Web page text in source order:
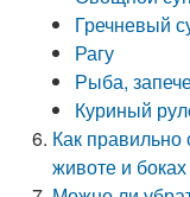
Гречневый
Рагу
Рыба,
Куриный
Как правильно
животе и боках